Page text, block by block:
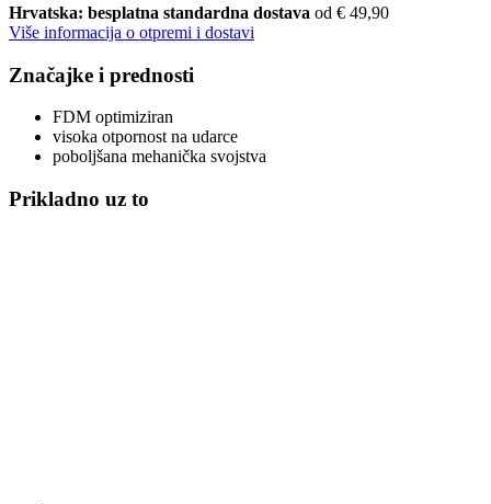
Hrvatska: besplatna standardna dostava od € 49,90
Više informacija o otpremi i dostavi
Značajke i prednosti
FDM optimiziran
visoka otpornost na udarce
poboljšana mehanička svojstva
Prikladno uz to